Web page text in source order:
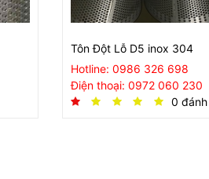
Tôn Đột Lỗ D5 inox 304
Hotline: 0986 326 698
Điện thoại: 0972 060 230
0